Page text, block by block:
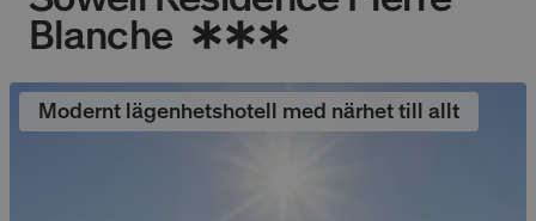
Blanche
Modernt lägenhetshotell med närhet till allt